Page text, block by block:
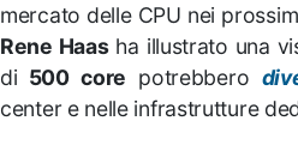
mercato delle CPU nei
Rene Haasha illustrato una
di 500 core potrebbero
center e nelle infrastrutture